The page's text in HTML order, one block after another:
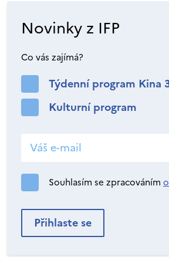
Novinky z IFP
Co vás zajímá?
Týdenní program Kina
Kulturní program
Souhlasím se zpracováním